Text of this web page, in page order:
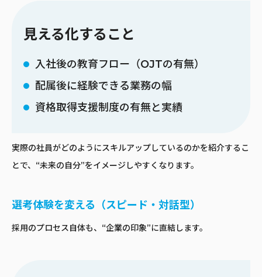
見える化すること
入社後の教育フロー（OJTの有無）
配属後に経験できる業務の幅
資格取得支援制度の有無と実績
実際の社員がどのようにスキルアップしているのかを紹介するこ
とで、“未来の自分”をイメージしやすくなります。
選考体験を変える（スピード・対話型）
採用のプロセス自体も、“企業の印象”に直結します。